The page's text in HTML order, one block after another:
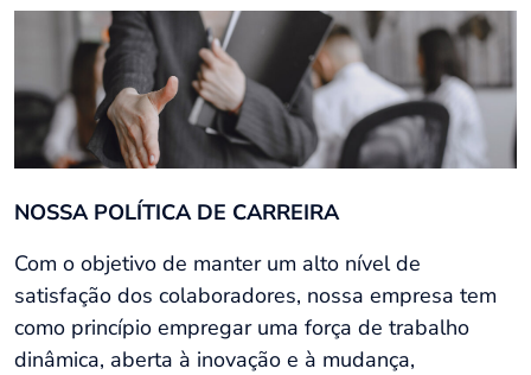
NOSSA POLÍTICA DE CARREIRA
Com o objetivo de manter um alto nível de
satisfação dos colaboradores, nossa empresa tem
como princípio empregar uma força de trabalho
dinâmica, aberta à inovação e à mudança,